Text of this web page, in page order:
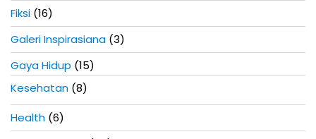
Fiksi (16)
Galeri Inspirasiana (3)
Gaya Hidup (15)
Kesehatan (8)
Health (6)